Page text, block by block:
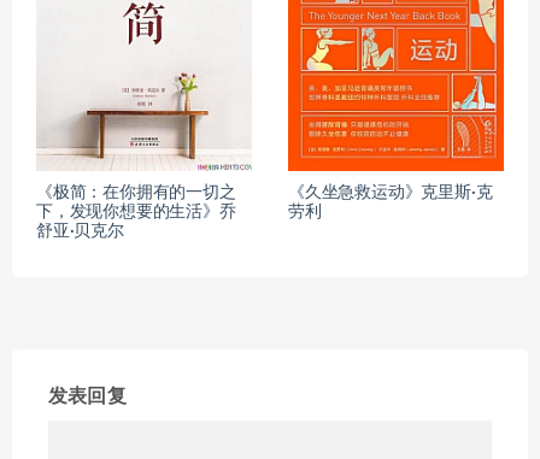
《极简：在你拥有的一切之
下，发现你想要的生活》乔
舒亚·贝克尔
《久坐急救运动》克里斯·克
劳利
发表回复